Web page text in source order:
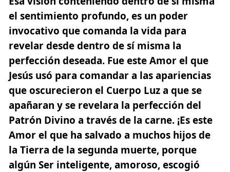
el sentimiento profundo, es un poder
invocativo que comanda la vida para
revelar desde dentro de sí misma la
perfección deseada. Fue este Amor el que
Jesús usó para comandar a las apariencias
que oscurecieron el Cuerpo Luz a que se
apañaran y se revelara la perfección del
Patrón Divino a través de la carne. ¡Es este
Amor el que ha salvado a muchos hijos de
la Tierra de la segunda muerte, porque
algún Ser inteligente, amoroso, escogió